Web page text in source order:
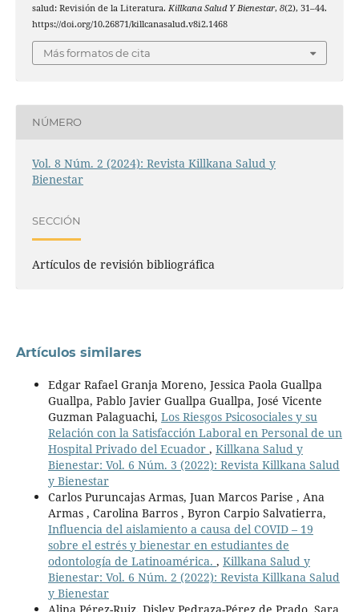
salud: Revisión de la Literatura. Killkana Salud Y Bienestar, 8(2), 31–44.
https://doi.org/10.26871/killcanasalud.v8i2.1468
Más formatos de cita
NÚMERO
Vol. 8 Núm. 2 (2024): Revista Killkana Salud y
Bienestar
SECCIÓN
Artículos de revisión bibliográfica
Artículos similares
Edgar Rafael Granja Moreno, Jessica Paola Guallpa
Guallpa, Pablo Javier Guallpa Guallpa, José Vicente
Guzman Palaguachi, Los Riesgos Psicosociales y su
Relación con la Satisfacción Laboral en Personal de un
Hospital Privado del Ecuador , Killkana Salud y
Bienestar: Vol. 6 Núm. 3 (2022): Revista Killkana Salud
y Bienestar
Carlos Puruncajas Armas, Juan Marcos Parise , Ana
Armas , Carolina Barros , Byron Carpio Salvatierra,
Influencia del aislamiento a causa del COVID – 19
sobre el estrés y bienestar en estudiantes de
odontología de Latinoamérica. , Killkana Salud y
Bienestar: Vol. 6 Núm. 2 (2022): Revista Killkana Salud
y Bienestar
Alina Pérez-Ruiz, Disley Pedraza-Pérez de Prado, Sara